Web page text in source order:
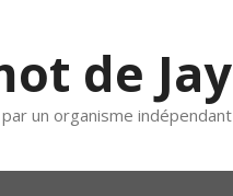
de Jay
un organisme indépendant